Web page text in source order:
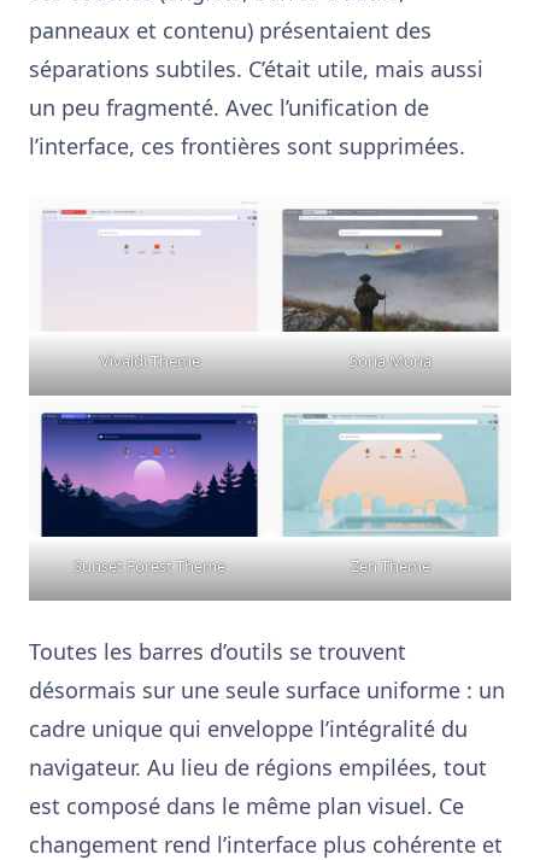
panneaux et contenu) présentaient des
séparations subtiles. C’était utile, mais aussi
un peu fragmenté. Avec l’unification de
l’interface, ces frontières sont supprimées.
Vivaldi Theme Soria Moria
Sunset Forest Theme Zen Theme
Toutes les barres d’outils se trouvent
désormais sur une seule surface uniforme : un
cadre unique qui enveloppe l’intégralité du
navigateur. Au lieu de régions empilées, tout
est composé dans le même plan visuel. Ce
changement rend l’interface plus cohérente et